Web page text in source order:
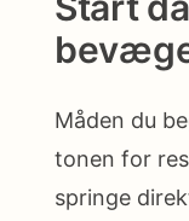
Måden du
tonen for
springe